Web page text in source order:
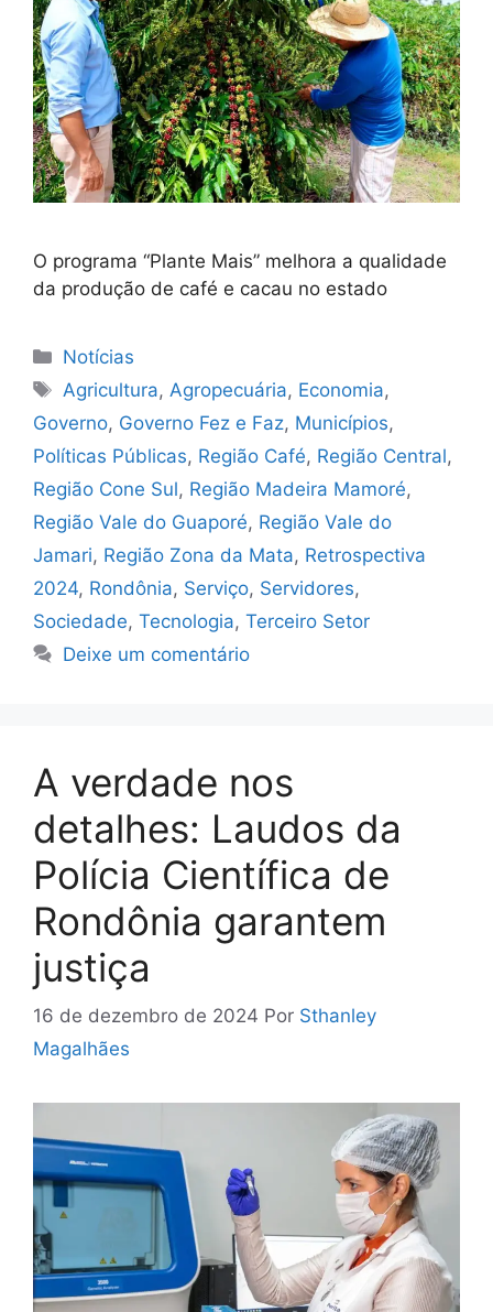
O programa “Plante Mais” melhora a qualidade
da produção de café e cacau no estado
Categorias
Notícias
Tags
Agricultura, Agropecuária, Economia,
Governo, Governo Fez e Faz, Municípios,
Políticas Públicas, Região Café, Região Central,
Região Cone Sul, Região Madeira Mamoré,
Região Vale do Guaporé, Região Vale do
Jamari, Região Zona da Mata, Retrospectiva
2024, Rondônia, Serviço, Servidores,
Sociedade, Tecnologia, Terceiro Setor
Deixe um comentário
A verdade nos
detalhes: Laudos da
Polícia Científica de
Rondônia garantem
justiça
16 de dezembro de 2024 Por Sthanley
Magalhães